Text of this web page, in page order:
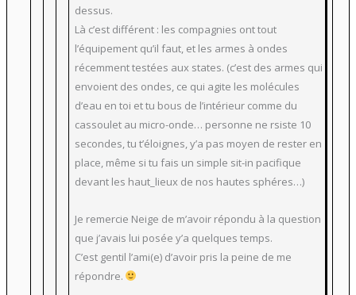
dessus.
Là c’est différent : les compagnies ont tout
l’équipement qu’il faut, et les armes à ondes
récemment testées aux states. (c’est des armes qui
envoient des ondes, ce qui agite les molécules
d’eau en toi et tu bous de l’intérieur comme du
cassoulet au micro-onde… personne ne rsiste 10
secondes, tu t’éloignes, y’a pas moyen de rester en
place, même si tu fais un simple sit-in pacifique
devant les haut_lieux de nos hautes sphéres…)
Je remercie Neige de m’avoir répondu à la question
que j’avais lui posée y’a quelques temps.
C’est gentil l’ami(e) d’avoir pris la peine de me
répondre.